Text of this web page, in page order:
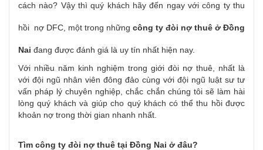
cách nào? Vậy thì quý khách hãy đến ngay với công ty thu
hồi nợ DFC, một trong những công ty đòi nợ thuê ở Đồng
Nai đang được đánh giá là uy tín nhất hiện nay.
Với nhiều năm kinh nghiệm trong giới đòi nợ thuê, nhất là
với đội ngũ nhân viên đông đảo cùng với đội ngũ luật sư tư
vấn pháp lý chuyên nghiệp, chắc chắn chúng tôi sẽ làm hài
lòng quý khách và giúp cho quý khách có thể thu hồi được
khoản nợ trong thời gian nhanh nhất.
Tìm công ty đòi nợ thuê tại Đồng Nai ở đâu?